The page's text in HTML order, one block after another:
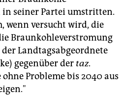
seiner Partei umstritten.
wenn versucht wird, die
Braunkohleverstromung
Landtagsabgeordnete
gegenüber der taz.
Probleme bis 2040 aus